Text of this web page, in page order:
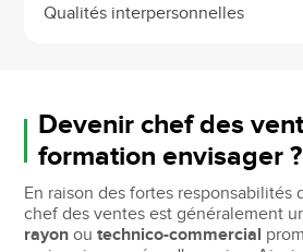
Qualités interpersonnelles
Devenir chef des
formation envisager ?
En raison des fortes responsabilités
chef des ventes est généralement
rayon outechnico-commercial